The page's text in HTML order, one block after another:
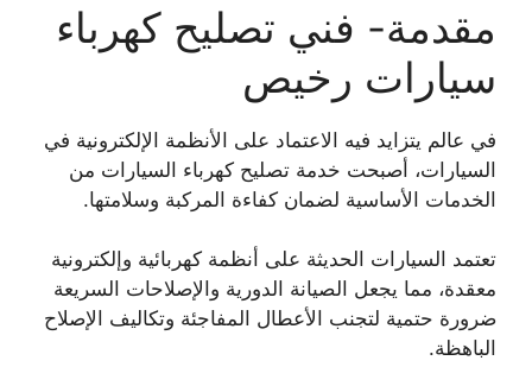
مقدمة- فني تصليح كهرباء
سيارات رخيص
في عالم يتزايد فيه الاعتماد على الأنظمة الإلكترونية في
السيارات، أصبحت خدمة تصليح كهرباء السيارات من
الخدمات الأساسية لضمان كفاءة المركبة وسلامتها.
تعتمد السيارات الحديثة على أنظمة كهربائية وإلكترونية
معقدة، مما يجعل الصيانة الدورية والإصلاحات السريعة
ضرورة حتمية لتجنب الأعطال المفاجئة وتكاليف الإصلاح
الباهظة.